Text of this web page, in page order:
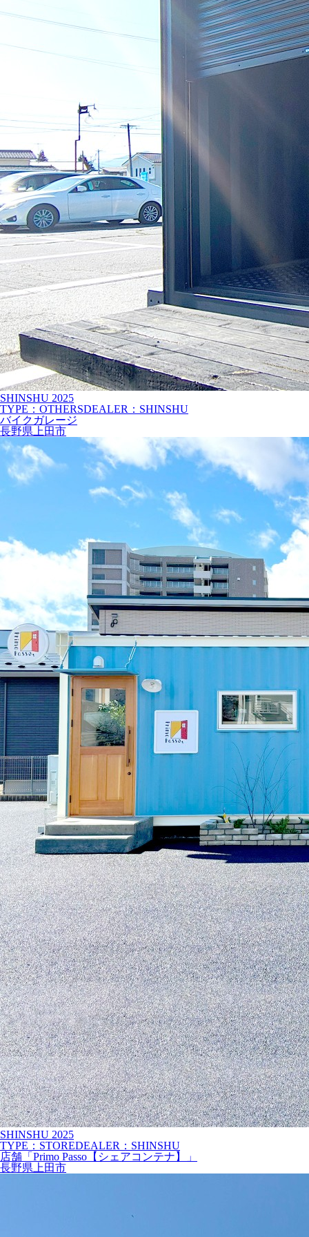
SHINSHU 2025
TYPE：OTHERSDEALER：SHINSHU
バイクガレージ
長野県上田市
SHINSHU 2025
TYPE：STOREDEALER：SHINSHU
店舗「Primo Passo【シェアコンテナ】」
長野県上田市